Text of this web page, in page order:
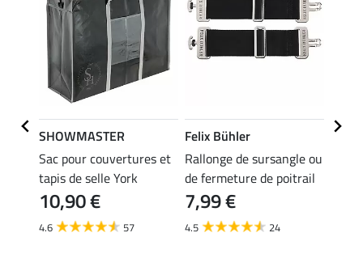
SHOWMASTER
Sac pour couvertures et
tapis de selle York
10,90 €
4.6 57
Felix Bühler
Rallonge de sursangle ou
de fermeture de poitrail
7,99 €
4.5 24